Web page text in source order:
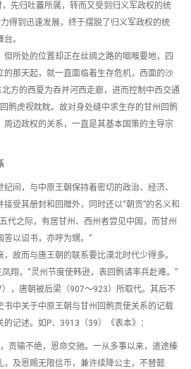
先归吐蕃所属，转而又受到归义军政权的统
得到迅速发展，终于摆脱了归义军政权的统
。
所处的位置却正在丝绸之路的咽喉要地，四
的那天起，就一直面临着生存危机，西面的沙
方的西夏为吞并河西走廊，进而控制中西交通
鹘虎视眈眈。故对身处缝中求生存的甘州回鹘
周边政权的关系，一直是其基本国策的主导宗
间，与中原王朝保持着密切的政治、经济、
受其册封和回赠外，同时还以“朝贡”的名义和
代之际，有居甘州、西州者尝见中国，而甘州
答以诏书，亦呼为甥。”
故而与唐王朝的联系要比漠北时代少得多。
翔，“灵州节度使韩逊，表回鹘请率兵赴难。”
，唐朝被后梁（907～923）所取代。其后不
书中关于中原王朝与甘州回鹘贡使关系的记载
记述。如P．3913（39）《表本》：
贡输不绝，恩命交驰。一从多事以来，道途榛
，及恩赐无限信币，兼许续降公主，不替懿